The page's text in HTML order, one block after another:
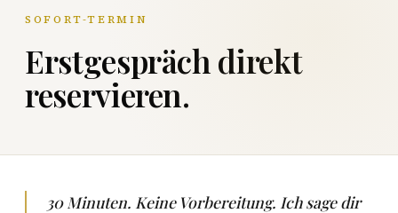
SOFORT-TERMIN
Erstgespräch direkt
reservieren.
30 Minuten. Keine Vorbereitung. Ich sage dir